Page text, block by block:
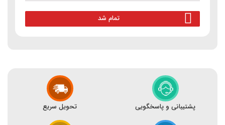
تمام شد
پشتیبانی و پاسخگویی تحویل سریع